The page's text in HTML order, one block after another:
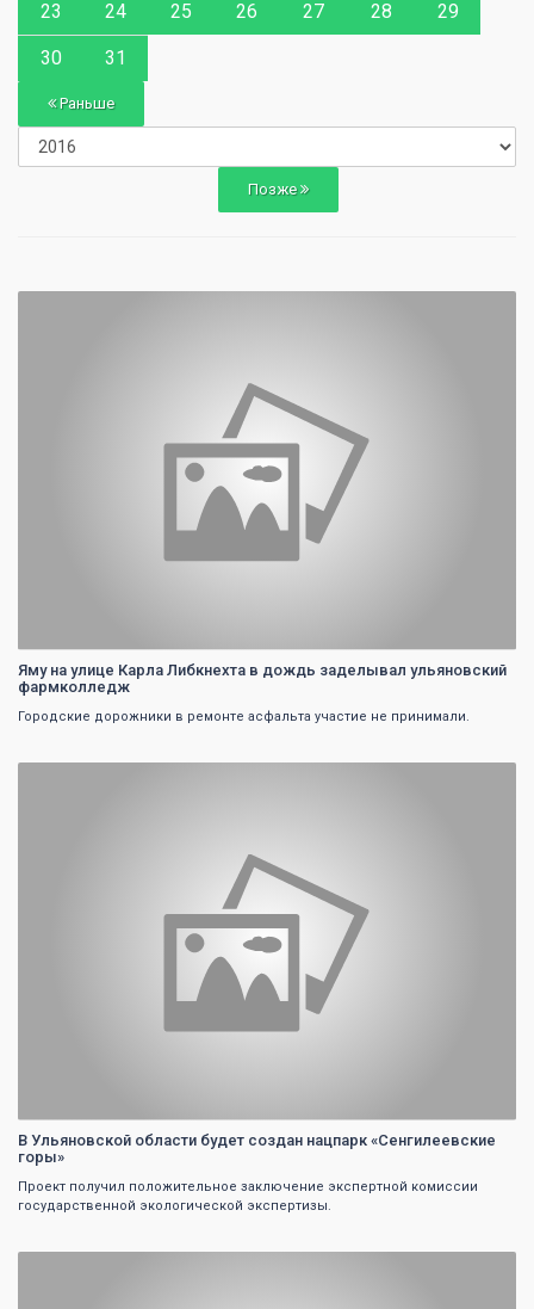
23 24 25 26 27 28 29
30 31
Раньше
Позже
Яму на улице Карла Либкнехта в дождь заделывал ульяновский
фармколледж
Городские дорожники в ремонте асфальта участие не принимали.
В Ульяновской области будет создан нацпарк «Сенгилеевские
горы»
Проект получил положительное заключение экспертной комиссии
государственной экологической экспертизы.